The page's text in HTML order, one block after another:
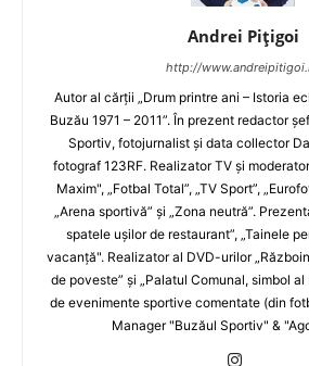
Andrei Pițigoi
http://
Autor al cărţii „Drum printre ani – Istoria
Buzău 1971 – 2011”. În prezent redactor
Sportiv, fotojurnalist şi data collector
fotograf 123RF. Realizator TV şi
Maxim", „Fotbal Total”, „TV Sport”,
„Arena sportivă” şi „Zona neutră”.
spatele uşilor de restaurant”, „Tainele
vacanţă". Realizator al DVD-urilor
de poveste” şi „Palatul Comunal, simbol
de evenimente sportive comentate (din
Manager "Buzăul Sportiv" &